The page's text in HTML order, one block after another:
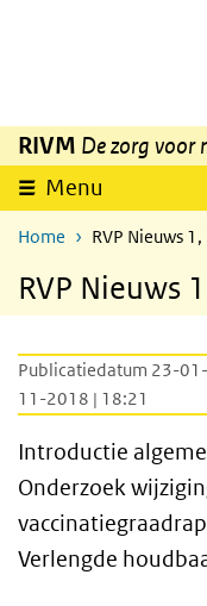
Overslaan en naar de
RIVM De zorg voor
Menu
Home RVP Nieuws
RVP Nieuws
Publicatiedatum 23-
11-2018 | 18:21
Introductie
Onderzoek
Verlengde